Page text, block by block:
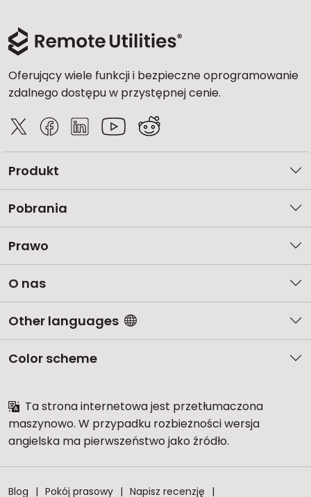
Oferujący wiele funkcji i bezpieczne oprogramowanie
zdalnego dostępu w przystępnej cenie.
Produkt
Pobrania
Prawo
O nas
Other languages
Color scheme
Ta strona internetowa jest przetłumaczona
maszynowo. W przypadku rozbieżności wersja
angielska ma pierwszeństwo jako źródło.
Blog Pokój prasowy Napisz recenzję